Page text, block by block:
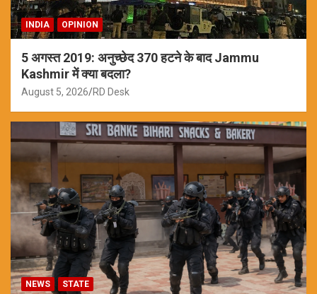
INDIA OPINION
5 अगस्त 2019: अनुच्छेद 370 हटने के बाद Jammu
Kashmir में क्या बदला?
August 5, 2026 RD Desk
NEWS STATE